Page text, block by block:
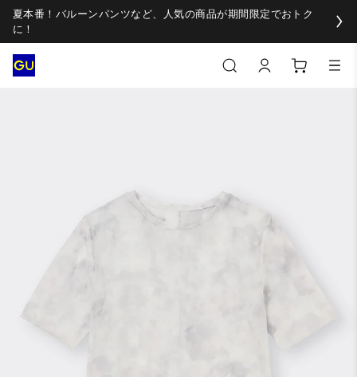
夏本番！バルーンパンツなど、人気の商品が期間限定でおトク
に！